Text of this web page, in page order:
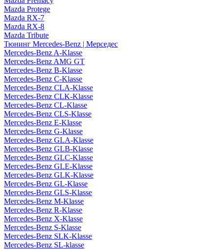
Mazda Protege
Mazda RX-7
Mazda RX-8
Mazda Tribute
Тюнинг Mercedes-Benz | Мерседес
Mercedes-Benz A-Klasse
Mercedes-Benz AMG GT
Mercedes-Benz B-Klasse
Mercedes-Benz C-Klasse
Mercedes-Benz CLA-Klasse
Mercedes-Benz CLK-Klasse
Mercedes-Benz CL-Klasse
Mercedes-Benz CLS-Klasse
Mercedes-Benz E-Klasse
Mercedes-Benz G-Klasse
Mercedes-Benz GLA-Klasse
Mercedes-Benz GLB-Klasse
Mercedes-Benz GLC-Klasse
Mercedes-Benz GLE-Klasse
Mercedes-Benz GLK-Klasse
Mercedes-Benz GL-Klasse
Mercedes-Benz GLS-Klasse
Mercedes-Benz M-Klasse
Mercedes-Benz R-Klasse
Mercedes-Benz X-Klasse
Mercedes-Benz S-Klasse
Mercedes-Benz SLK-Klasse
Mercedes-Benz SL-klasse